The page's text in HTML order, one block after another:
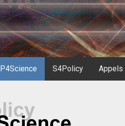
P4Science S4Policy Appels